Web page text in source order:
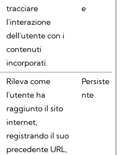
tracciare
l'interazione
dell'utente con i
contenuti
incorporati.
e
Rileva come
l'utente ha
raggiunto il sito
internet,
registrando il suo
precedente URL,
Persiste
nte